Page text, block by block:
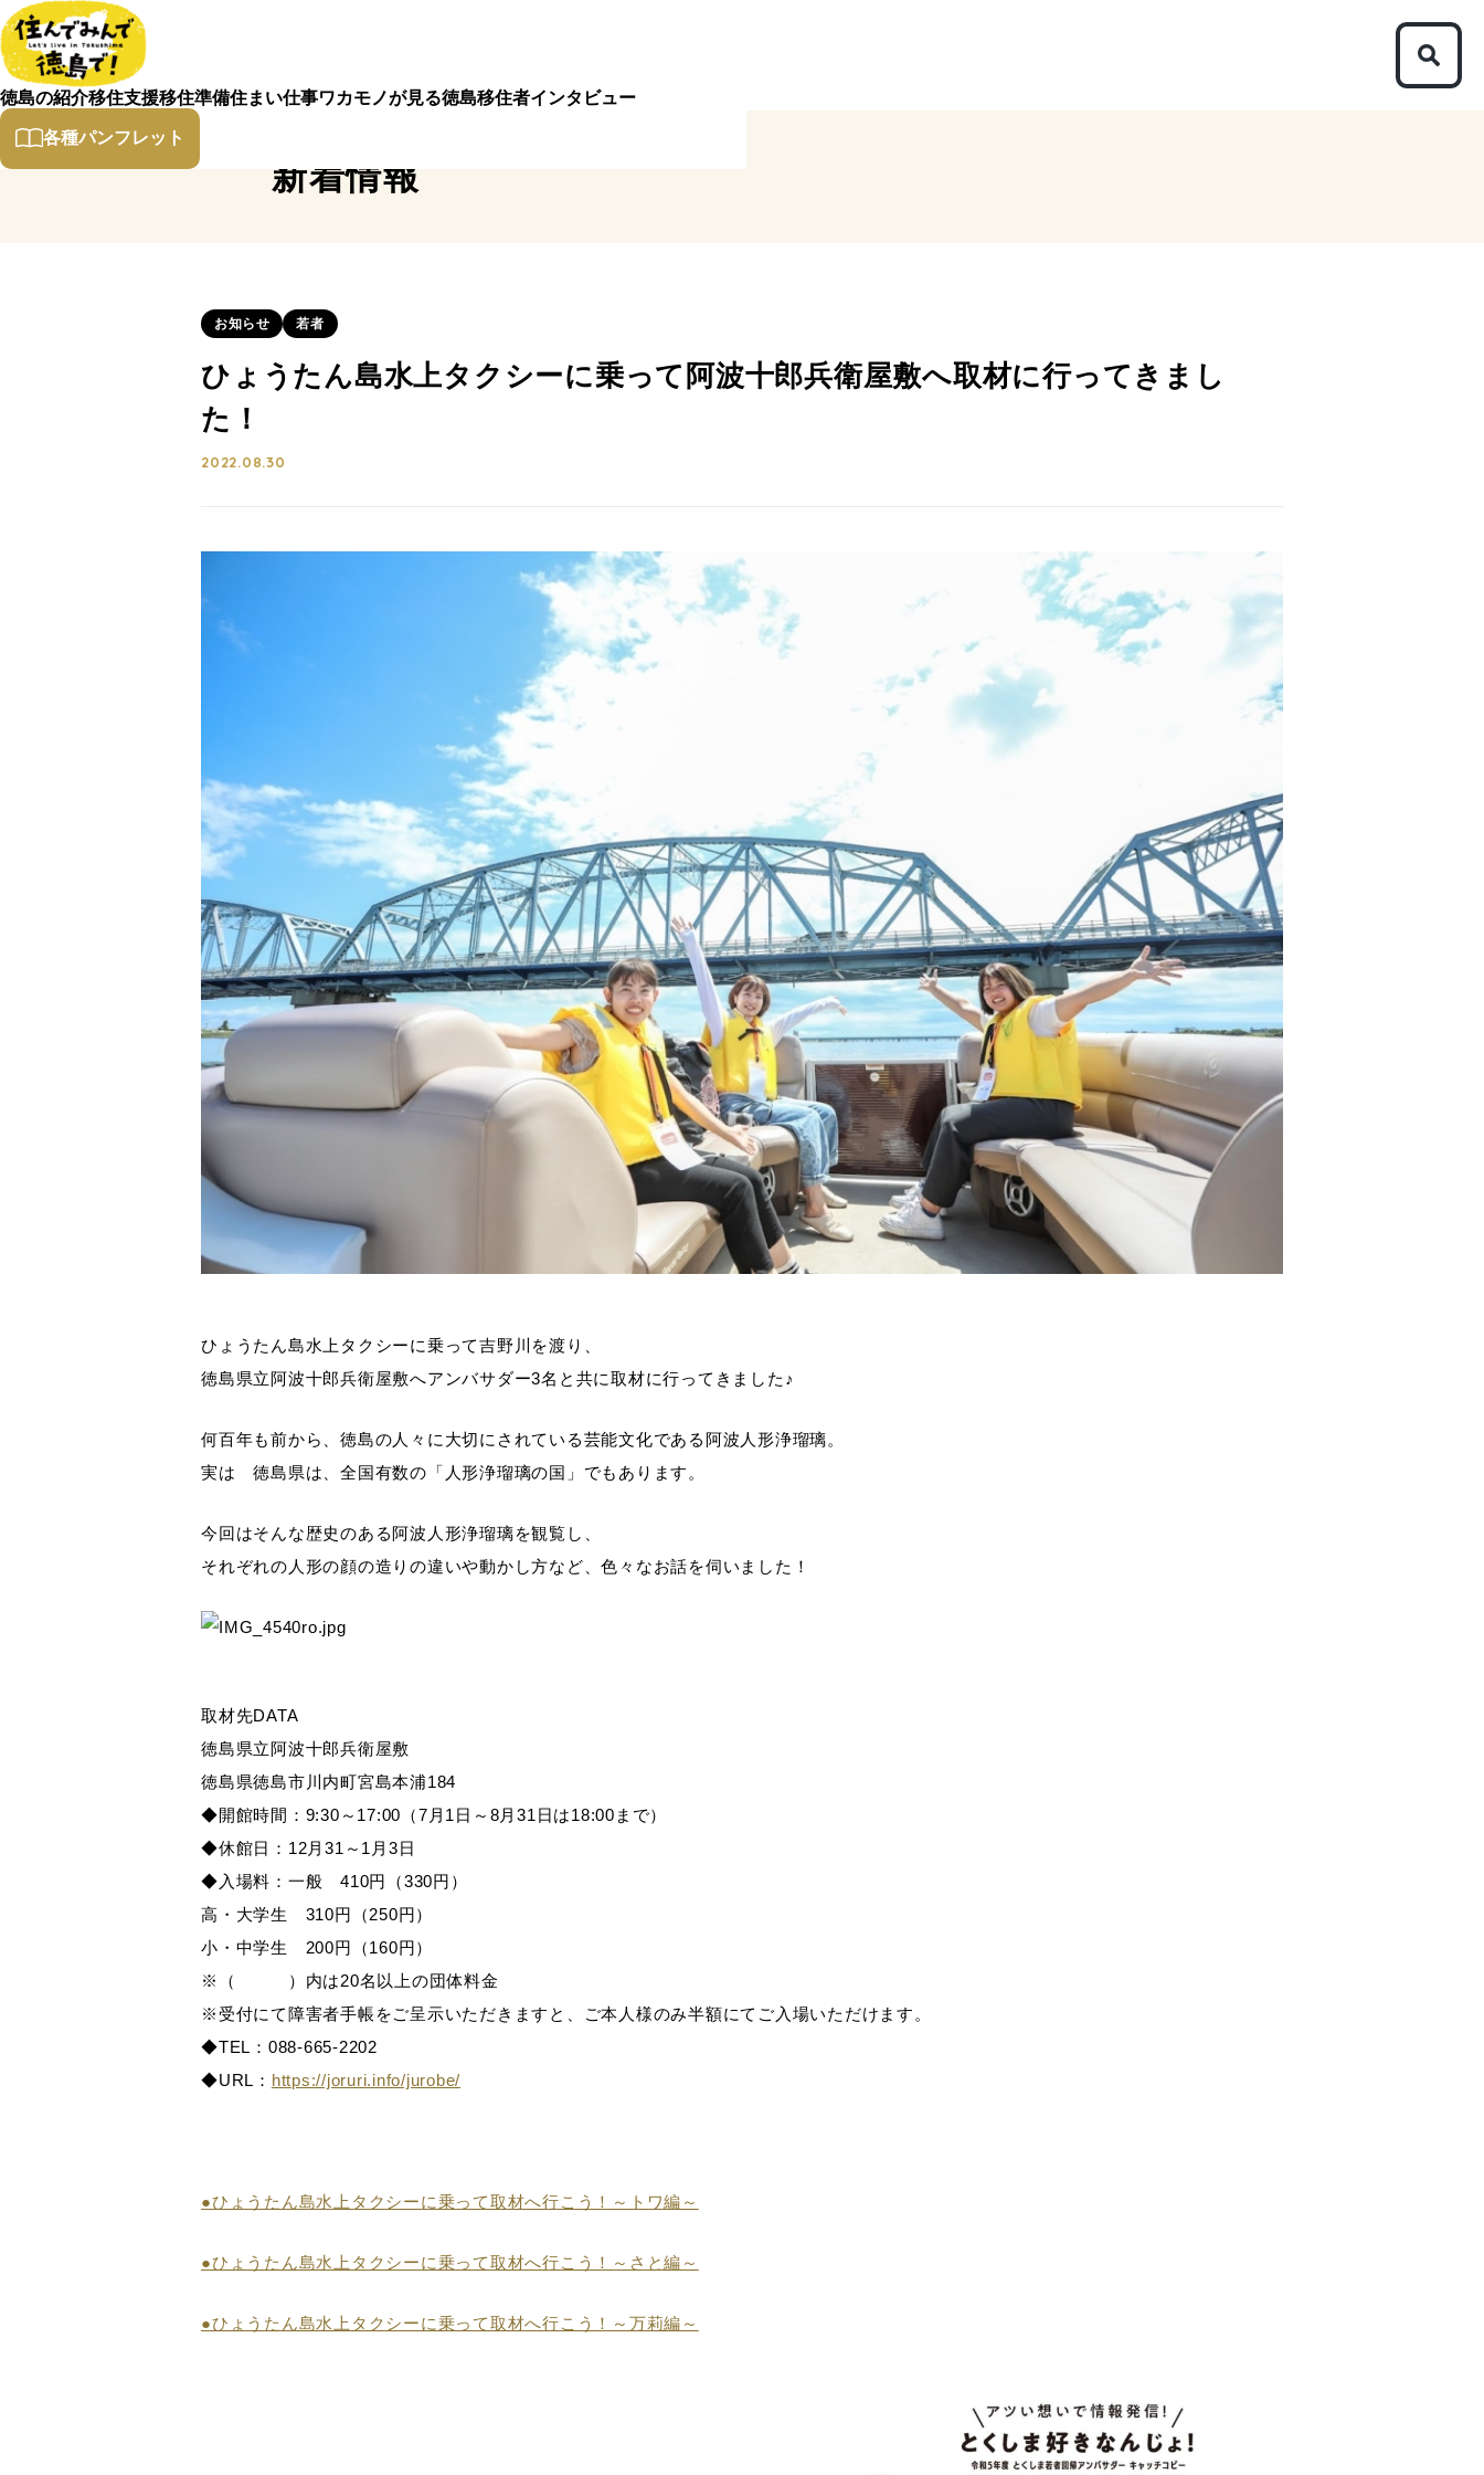
徳島の紹介移住支援移住準備住まい仕事ワカモノが見る徳島移住者インタビュー
各種パンフレット
新着情報
お知らせ 若者
ひょうたん島水上タクシーに乗って阿波十郎兵衛屋敷へ取材に行ってきまし
た！
2022.08.30
ひょうたん島水上タクシーに乗って吉野川を渡り、
徳島県立阿波十郎兵衛屋敷へアンバサダー3名と共に取材に行ってきました♪
何百年も前から、徳島の人々に大切にされている芸能文化である阿波人形浄瑠璃。
実は 徳島県は、全国有数の「人形浄瑠璃の国」でもあります。
今回はそんな歴史のある阿波人形浄瑠璃を観覧し、
それぞれの人形の顔の造りの違いや動かし方など、色々なお話を伺いました！
取材先DATA
徳島県立阿波十郎兵衛屋敷
徳島県徳島市川内町宮島本浦184
◆開館時間：9:30～17:00（7月1日～8月31日は18:00まで）
◆休館日：12月31～1月3日
◆入場料：一般 410円（330円）
高・大学生 310円（250円）
小・中学生 200円（160円）
※（ ）内は20名以上の団体料金
※受付にて障害者手帳をご呈示いただきますと、ご本人様のみ半額にてご入場いただけます。
◆TEL：088-665-2202
◆URL： https://joruri.info/jurobe/
●ひょうたん島水上タクシーに乗って取材へ行こう！～トワ編～
●ひょうたん島水上タクシーに乗って取材へ行こう！～さと編～
●ひょうたん島水上タクシーに乗って取材へ行こう！～万莉編～